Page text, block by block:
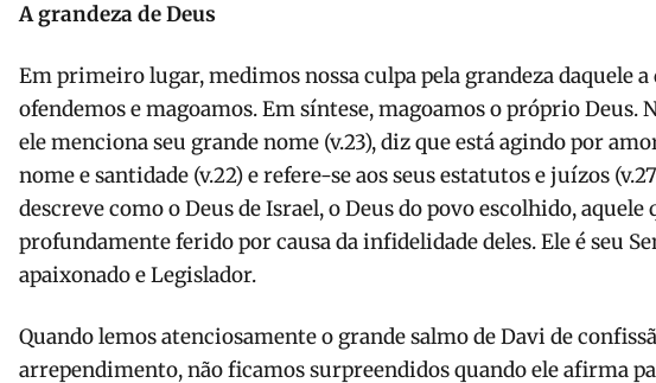
A grandeza de Deus
Em primeiro lugar, medimos nossa culpa pela grandeza daquele a
ofendemos e magoamos. Em síntese, magoamos o próprio Deus.
ele menciona seu grande nome (v.23), diz que está agindo por
nome e santidade (v.22) e refere-se aos seus estatutos e juízos
descreve como o Deus de Israel, o Deus do povo escolhido, aquele
profundamente ferido por causa da infidelidade deles. Ele é seu
apaixonado e Legislador.
Quando lemos atenciosamente o grande salmo de Davi de
arrependimento, não ficamos surpreendidos quando ele afirma